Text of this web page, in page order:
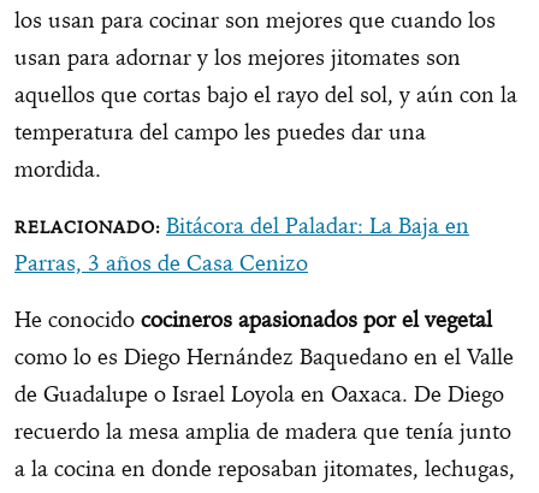
los usan para cocinar son mejores que cuando los
usan para adornar y los mejores jitomates son
aquellos que cortas bajo el rayo del sol, y aún con la
temperatura del campo les puedes dar una
mordida.
Bitácora del Paladar: La Baja en
Parras, 3 años de Casa Cenizo
He conocido cocineros apasionados por el vegetal
como lo es Diego Hernández Baquedano en el Valle
de Guadalupe o Israel Loyola en Oaxaca. De Diego
recuerdo la mesa amplia de madera que tenía junto
a la cocina en donde reposaban jitomates, lechugas,